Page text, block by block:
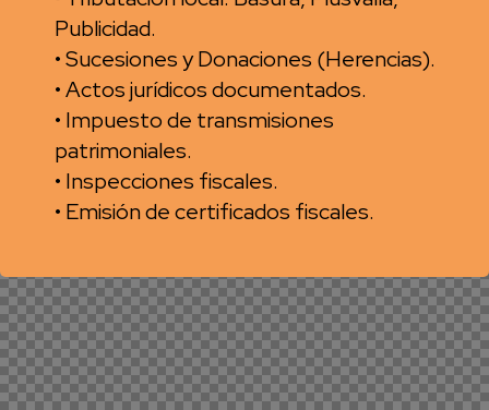
Publicidad.
• Sucesiones y Donaciones (Herencias).
• Actos jurídicos documentados.
• Impuesto de transmisiones
patrimoniales.
• Inspecciones fiscales.
• Emisión de certificados fiscales.